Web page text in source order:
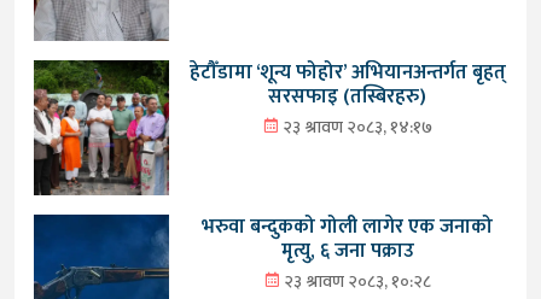
हेटौँडामा ‘शून्य फोहोर’ अभियानअन्तर्गत बृहत्
सरसफाइ (तस्बिरहरु)
२३ श्रावण २०८३, १४:१७
भरुवा बन्दुकको गोली लागेर एक जनाको
मृत्यु, ६ जना पक्राउ
२३ श्रावण २०८३, १०:२८